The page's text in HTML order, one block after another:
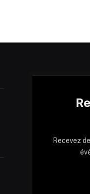
Recevez